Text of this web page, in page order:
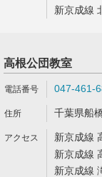
新京成線
高根公団教室
047-461-
千葉県船
新京成線
新京成線
新京成線